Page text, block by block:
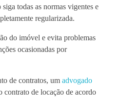
todas as normas vigentes e
regularizada.
do imóvel e evita problemas
ocasionadas por
de contratos, um advogado
contrato de locação de acordo